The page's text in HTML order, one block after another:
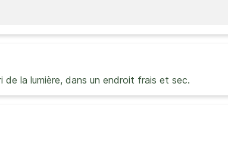
de la lumière, dans un endroit frais et sec.